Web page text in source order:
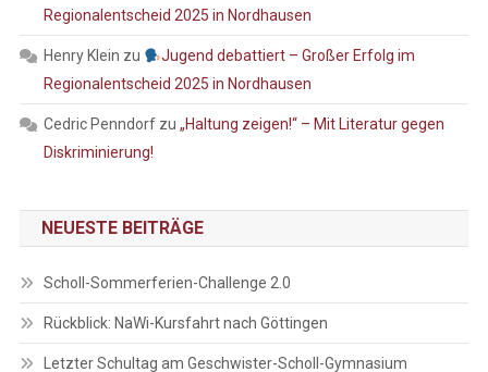
Regionalentscheid 2025 in Nordhausen
Henry Klein zu
Jugend debattiert – Großer Erfolg im
Regionalentscheid 2025 in Nordhausen
Cedric Penndorfzu „Haltung zeigen!“ – Mit Literatur gegen
Diskriminierung!
NEUESTE BEITRÄGE
Scholl-Sommerferien-Challenge 2.0
Rückblick: NaWi-Kursfahrt nach Göttingen
Letzter Schultag am Geschwister-Scholl-Gymnasium